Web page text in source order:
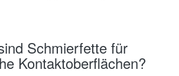
Schmierfette für
Kontaktoberflächen?